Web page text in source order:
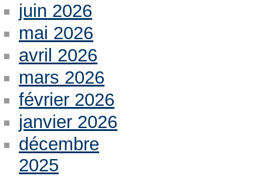
juin 2026
mai 2026
avril 2026
mars 2026
février 2026
janvier 2026
décembre
2025